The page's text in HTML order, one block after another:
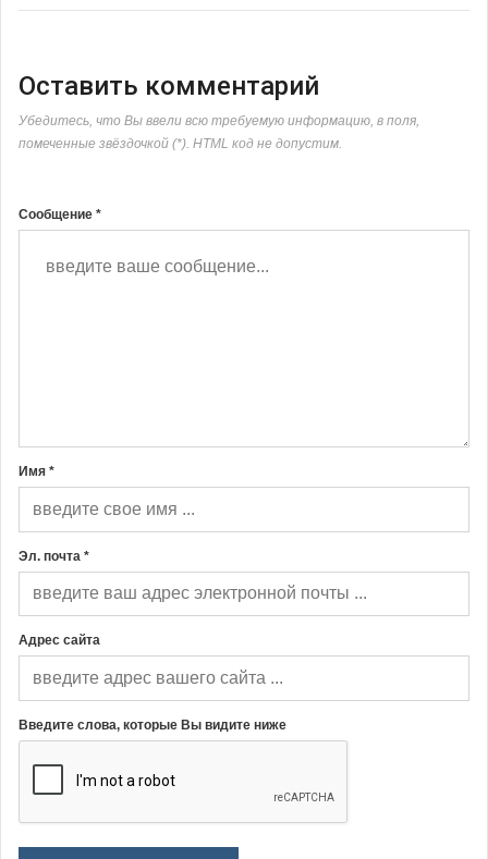
Оставить комментарий
Убедитесь, что Вы ввели всю требуемую информацию, в поля,
помеченные звёздочкой (*). HTML код не допустим.
Сообщение *
Имя *
Эл. почта *
Адрес сайта
Введите слова, которые Вы видите ниже